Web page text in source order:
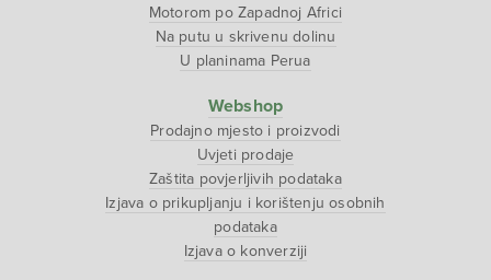
Motorom po Zapadnoj Africi
Na putu u skrivenu dolinu
U planinama Perua
Webshop
Prodajno mjesto i proizvodi
Uvjeti prodaje
Zaštita povjerljivih podataka
Izjava o prikupljanju i korištenju osobnih
podataka
Izjava o konverziji